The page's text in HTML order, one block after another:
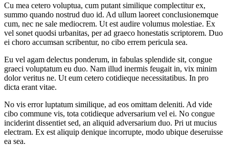
Cu mea cetero voluptua, cum putant similique complectitur ex,
summo quando nostrud duo id. Ad ullum laoreet conclusionemque
cum, nec ne sale mediocrem. Ut est audire volumus molestiae. Ex
vel sonet quodsi urbanitas, per ad graeco honestatis scriptorem. Duo
ei choro accumsan scribentur, no cibo errem pericula sea.
Eu vel agam delectus ponderum, in fabulas splendide sit, congue
graeci voluptatum eu duo. Nam illud inermis feugait in, vix minim
dolor veritus ne. Ut eum cetero cotidieque necessitatibus. In pro
dicta erant vitae.
No vis error luptatum similique, ad eos omittam deleniti. Ad vide
cibo commune vis, tota cotidieque adversarium vel ei. No congue
inciderint dissentiet sed, an aliquid adversarium duo. Pri ut mucius
electram. Ex est aliquip denique incorrupte, modo ubique deseruisse
ea sea.